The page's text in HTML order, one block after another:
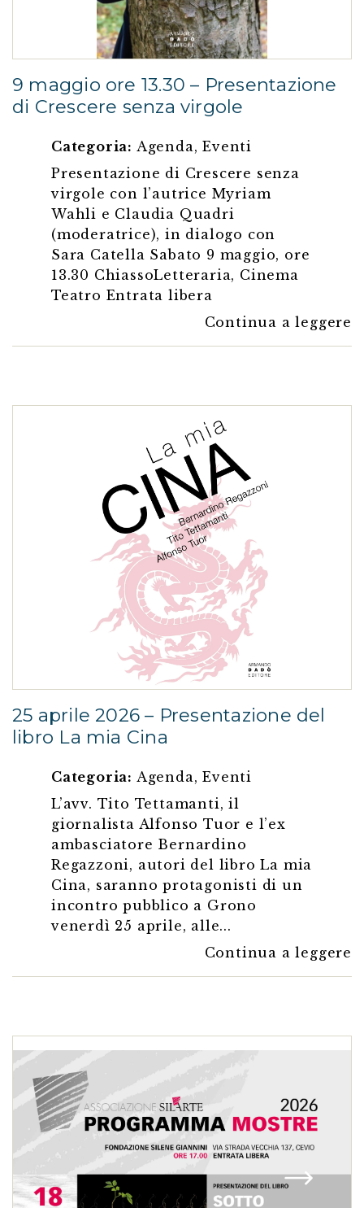
9 maggio ore 13.30 – Presentazione
di Crescere senza virgole
Categoria: Agenda,Eventi
Presentazione di Crescere senza
virgole con l’autrice Myriam
Wahli e Claudia Quadri
(moderatrice), in dialogo con
Sara Catella Sabato 9 maggio, ore
13.30 ChiassoLetteraria, Cinema
Teatro Entrata libera
Continua a leggere
25 aprile 2026 – Presentazione del
libro La mia Cina
Categoria: Agenda ,Eventi
L’avv. Tito Tettamanti, il
giornalista Alfonso Tuor e l’ex
ambasciatore Bernardino
Regazzoni, autori del libro La mia
Cina, saranno protagonisti di un
incontro pubblico a Grono
venerdì 25 aprile, alle...
Continua a leggere